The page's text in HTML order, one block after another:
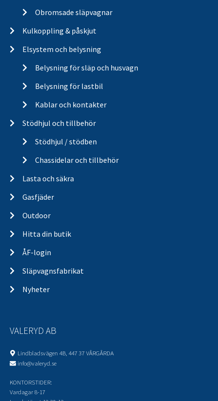
Obromsade släpvagnar
Kulkoppling & påskjut
Elsystem och belysning
Belysning för släp och husvagn
Belysning för lastbil
Kablar och kontakter
Stödhjul och tillbehör
Stödhjul / stödben
Chassidelar och tillbehör
Lasta och säkra
Gasfjäder
Outdoor
Hitta din butik
ÅF-login
Släpvagnsfabrikat
Nyheter
VALERYD AB
Lindbladsvägen 4B, 447 37 VÅRGÅRDA
info@valeryd.se
KONTORSTIDER:
Vardagar 8-17